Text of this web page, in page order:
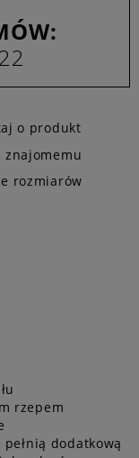
o produkt
znajomemu
rozmiarów
rzepem
dodatkową